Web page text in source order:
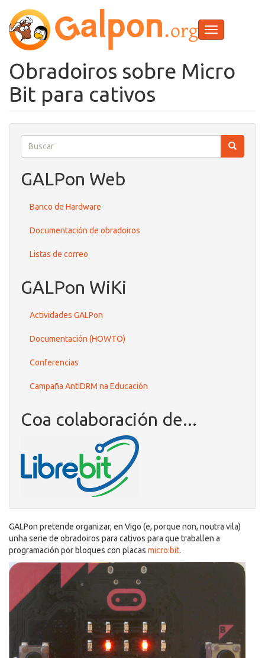
contido
principal
Toggle
navigation
Obradoiros sobre Micro
Bit para cativos
Buscar
Buscar
GALPon Web
Banco de Hardware
Documentación de obradoiros
Listas de correo
GALPon WiKi
Actividades GALPon
Documentación (HOWTO)
Conferencias
Campaña AntiDRM na Educación
Coa colaboración de...
GALPon pretende organizar, en Vigo (e, porque non, noutra vila)
unha serie de obradoiros para cativos para que traballen a
programación por bloques con placas micro:bit.